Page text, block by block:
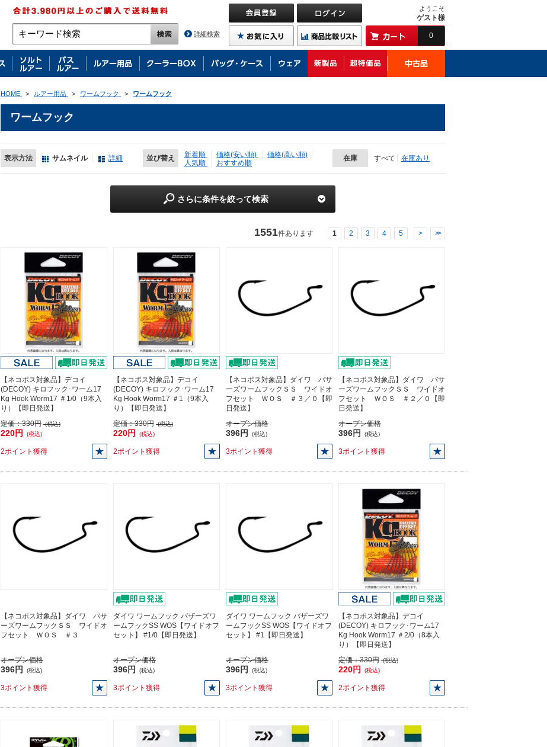
詳細検索
ようこそ
ゲスト様
0
HOME > ルアー用品 > ワームフック > ワームフック
ワームフック
表示方法 サムネイル 詳細 並び替え 新着順 価格(安い順)
価格(高い順)
人気順
おすすめ順
在庫 すべて 在庫あり
さらに条件を絞って検索
1551件あります 1 2 3 4 5 > >>
【ネコポス対象品】デコイ
(DECOY) キロフック･ワーム17
Kg Hook Worm17 ＃1/0（9本入
り）【即日発送】
定価：330円 (税込)
220円 (税込)
2ポイント獲得
【ネコポス対象品】デコイ
(DECOY) キロフック･ワーム17
Kg Hook Worm17 ＃1（9本入
り）【即日発送】
定価：330円 (税込)
220円 (税込)
2ポイント獲得
【ネコポス対象品】ダイワ バサ
ーズワームフックＳＳ ワイドオ
フセット ＷＯＳ ＃３／０【即
日発送】
オープン価格
396円 (税込)
3ポイント獲得
【ネコポス対象品】ダイワ バサ
ーズワームフックＳＳ ワイドオ
フセット ＷＯＳ ＃２／０【即
日発送】
オープン価格
396円 (税込)
3ポイント獲得
【ネコポス対象品】ダイワ バサ
ーズワームフックＳＳ ワイドオ
フセット ＷＯＳ ＃３
オープン価格
396円 (税込)
3ポイント獲得
ダイワ ワームフック バザーズワ
ームフックSS WOS【ワイドオフ
セット】 #1/0【即日発送】
オープン価格
396円 (税込)
3ポイント獲得
ダイワ ワームフック バザーズワ
ームフックSS WOS【ワイドオフ
セット】 #1【即日発送】
オープン価格
396円 (税込)
3ポイント獲得
【ネコポス対象品】デコイ
(DECOY) キロフック･ワーム17
Kg Hook Worm17 ＃2/0（8本入
り）【即日発送】
定価：330円 (税込)
220円 (税込)
2ポイント獲得